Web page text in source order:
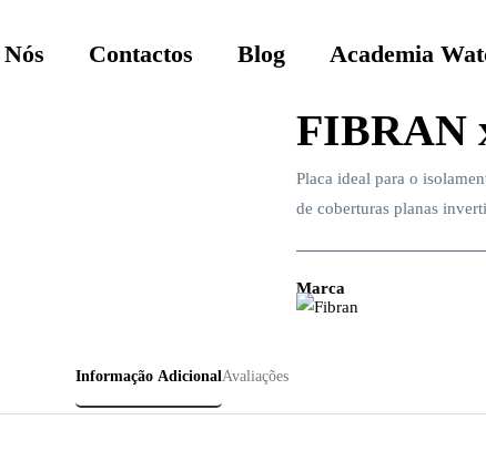
Contactos Blog Academia
FIBRAN
Placa ideal para o
de coberturas planas
Marca
Informação AdicionalAvaliações